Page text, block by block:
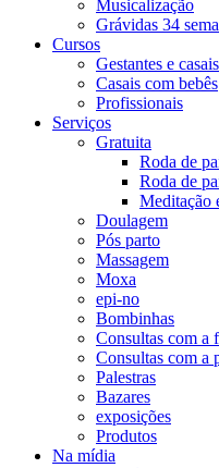
Musicalização
Grávidas 34
Cursos
Gestantes e casais
Casais com bebês
Profissionais
Serviços
Gratuita
Roda de
Roda de
Meditação
Doulagem
Pós parto
Massagem
Moxa
epi-no
Bombinhas
Consultas com a
Consultas com a
Palestras
Bazares
exposições
Produtos
Na mídia